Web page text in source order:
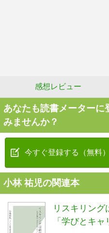
感想レビュー
あなたも読書メーターに
みませんか？
今すぐ登録する（無料）
小林 祐児の関連本
リスキリン
「学びとキ